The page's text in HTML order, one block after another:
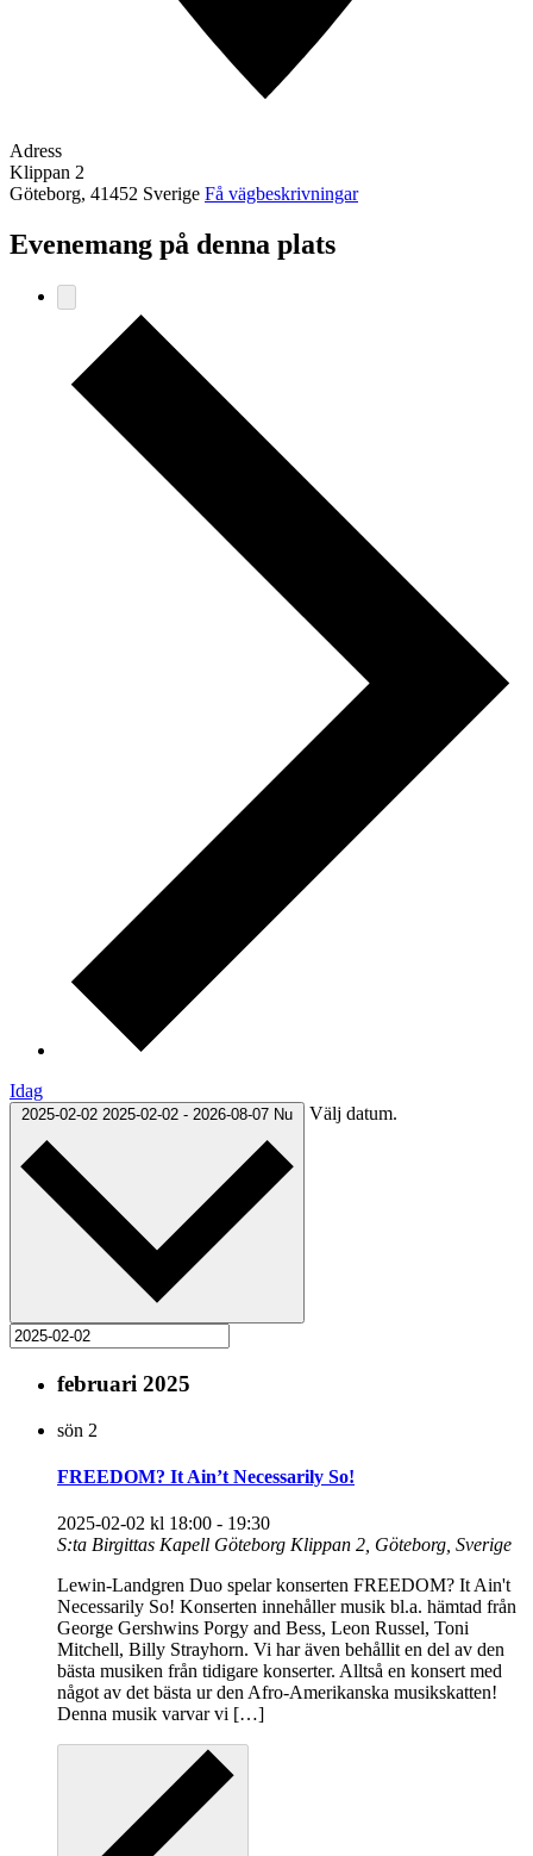
Adress
Klippan 2
Göteborg, 41452 Sverige Få vägbeskrivningar
Evenemang på denna plats
Idag
2025-02-02 2025-02-02 - 2026-08-07 Nu Välj datum.
februari 2025
sön 2
FREEDOM? It Ain’t Necessarily So!
2025-02-02 kl 18:00 - 19:30
S:ta Birgittas Kapell Göteborg Klippan 2, Göteborg, Sverige
Lewin-Landgren Duo spelar konserten FREEDOM? It Ain't
Necessarily So! Konserten innehåller musik bl.a. hämtad från
George Gershwins Porgy and Bess, Leon Russel, Toni
Mitchell, Billy Strayhorn. Vi har även behållit en del av den
bästa musiken från tidigare konserter. Alltså en konsert med
något av det bästa ur den Afro-Amerikanska musikskatten!
Denna musik varvar vi […]